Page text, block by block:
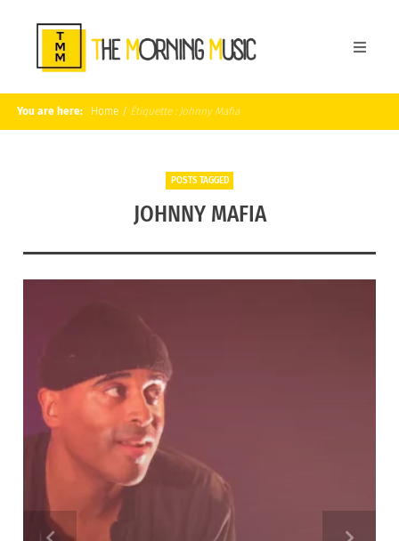
You are here: Home / Étiquette : Johnny Mafia
POSTS TAGGED
JOHNNY MAFIA